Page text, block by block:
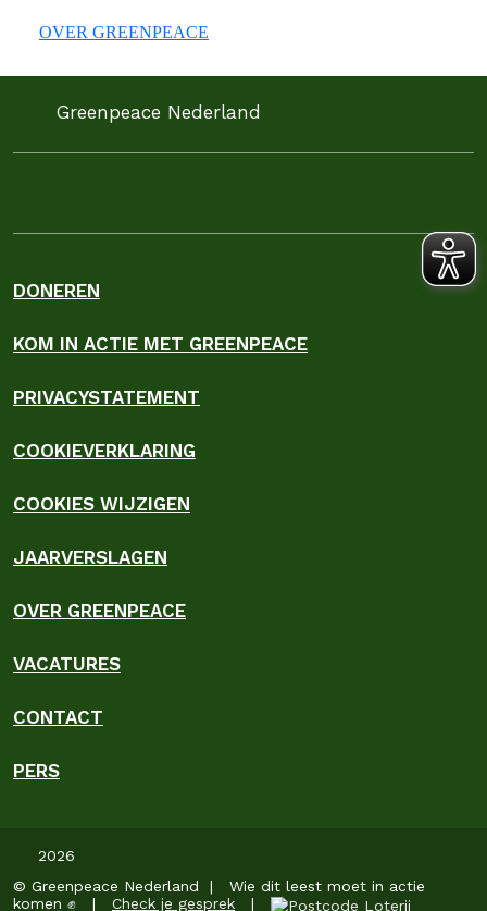
OVER GREENPEACE
Greenpeace Nederland
DONEREN
KOM IN ACTIE MET GREENPEACE
PRIVACYSTATEMENT
COOKIEVERKLARING
COOKIES WIJZIGEN
JAARVERSLAGEN
OVER GREENPEACE
VACATURES
CONTACT
PERS
2026
© Greenpeace Nederland | Wie dit leest moet in actie
komen ✊ | Check je gesprek |